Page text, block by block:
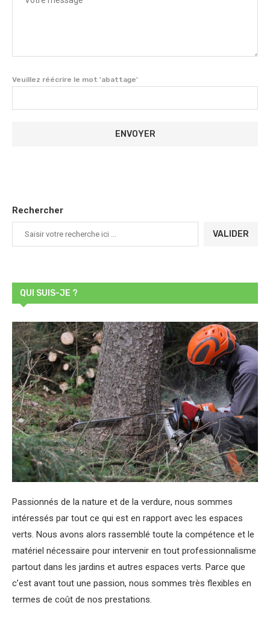
Veuillez réécrire le mot 'abattage'
Rechercher
VALIDER
QUI SUIS-JE ?
Passionnés de la nature et de la verdure, nous sommes
intéressés par tout ce qui est en rapport avec les espaces
verts. Nous avons alors rassemblé toute la compétence et le
matériel nécessaire pour intervenir en tout professionnalisme
partout dans les jardins et autres espaces verts. Parce que
c’est avant tout une passion, nous sommes très flexibles en
termes de coût de nos prestations.